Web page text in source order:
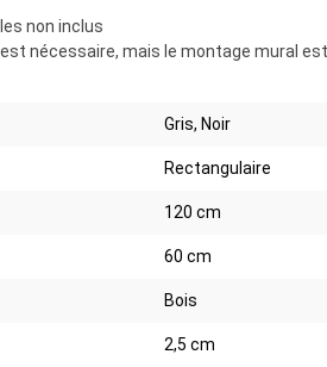
non inclus
nécessaire, mais le montage mural
Gris, Noir
Rectangulaire
120 cm
60 cm
Bois
2,5 cm